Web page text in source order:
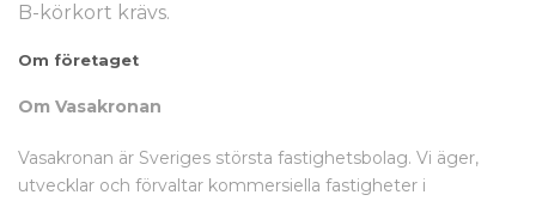
B-körkort krävs.
Om företaget
Om Vasakronan
Vasakronan är Sveriges största fastighetsbolag. Vi äger,
utvecklar och förvaltar kommersiella fastigheter i